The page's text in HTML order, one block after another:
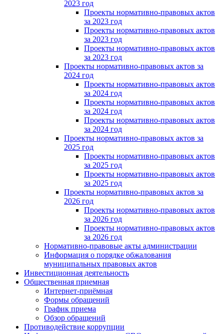
2023 год
Проекты нормативно-правовых актов
за 2023 год
Проекты нормативно-правовых актов
за 2023 год
Проекты нормативно-правовых актов
за 2023 год
Проекты нормативно-правовых актов за
2024 год
Проекты нормативно-правовых актов
за 2024 год
Проекты нормативно-правовых актов
за 2024 год
Проекты нормативно-правовых актов
за 2024 год
Проекты нормативно-правовых актов за
2025 год
Проекты нормативно-правовых актов
за 2025 год
Проекты нормативно-правовых актов
за 2025 год
Проекты нормативно-правовых актов за
2026 год
Проекты нормативно-правовых актов
за 2026 год
Проекты нормативно-правовых актов
за 2026 год
Нормативно-правовые акты администрации
Информация о порядке обжалования
муниципальных правовых актов
Инвестиционная деятельность
Общественная приемная
Интернет-приёмная
Формы обращений
График приема
Обзор обращений
Противодействие коррупции